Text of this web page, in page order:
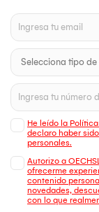
He leído la
declaro haber
personales.
Autorizo a
ofrecerme
contenido
novedades,
con lo que